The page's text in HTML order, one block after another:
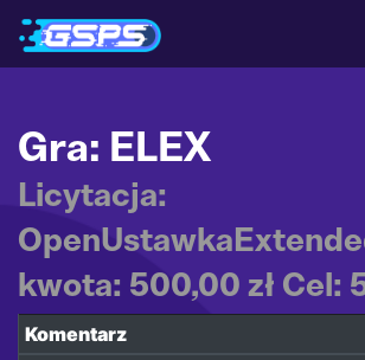
Gra: ELEX
Licytacja:
kwota: 500,00 zł Cel:
Komentarz